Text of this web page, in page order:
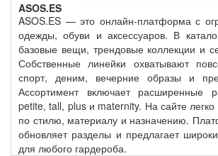
ASOS.ES
ASOS.ES — это онлайн-платформа с
одежды, обуви и аксессуаров. В
базовые вещи, трендовые коллекции и
Собственные линейки охватывают
спорт, деним, вечерние образы и
Ассортимент включает расширенные
petite, tall, plus и maternity. На сайте
по стилю, материалу и назначению.
обновляет разделы и предлагает
для любого гардероба.